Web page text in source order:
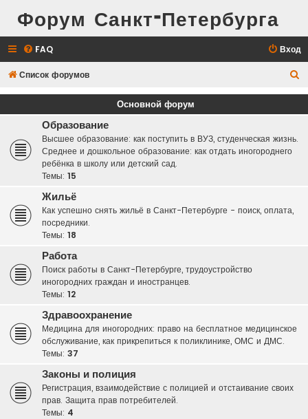
Форум Санкт-Петербурга
FAQ Вход
Список форумов
о
Основной форум
Образование
Высшее образование: как поступить в ВУЗ, студенческая жизнь.
Среднее и дошкольное образование: как отдать иногороднего
ребёнка в школу или детский сад.
Темы: 15
Жильё
Как успешно снять жильё в Санкт-Петербурге - поиск, оплата,
посредники.
Темы: 18
Работа
Поиск работы в Санкт-Петербурге, трудоустройство
иногородних граждан и иностранцев.
Темы: 12
Здравоохранение
Медицина для иногородних: право на бесплатное медицинское
обслуживание, как прикрепиться к поликлинике, ОМС и ДМС.
Темы: 37
Законы и полиция
Регистрация, взаимодействие с полицией и отстаивание своих
прав. Защита прав потребителей.
Темы: 4